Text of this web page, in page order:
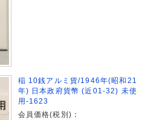
稲 10銭アルミ貨/1946年(昭和21
年) 日本政府貨幣 (近01-32) 未使
用-1623
会員価格(税別)：